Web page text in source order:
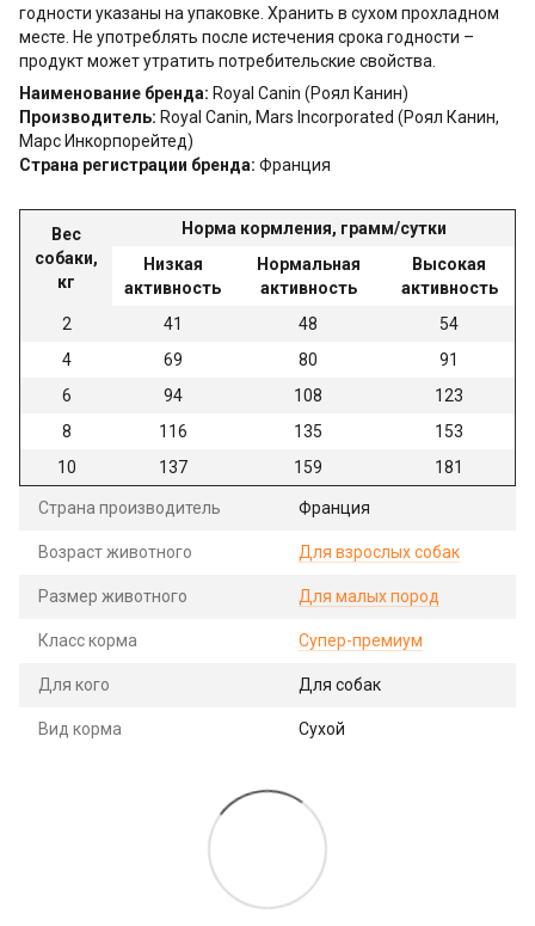
годности указаны на упаковке. Хранить в сухом прохладном
месте. Не употреблять после истечения срока годности –
продукт может утратить потребительские свойства.
Наименование бренда: Royal Canin (Роял Канин)
Производитель: Royal Canin, Mars Incorporated (Роял Канин,
Марс Инкорпорейтед)
Страна регистрации бренда: Франция
Вес
собаки,
кг
Норма кормления, грамм/сутки
Низкая
активность
Нормальная
активность
Высокая
активность
2
41 48
54
4
69 80
91
6
94 108
123
8
116 135
153
10
137 159 181
Страна производитель Франция
Возраст животного Для взрослых собак
Размер животного Для малых пород
Класс корма Супер-премиум
Для кого Для собак
Вид корма Сухой